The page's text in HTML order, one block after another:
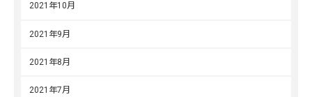
2021年10月
2021年9月
2021年8月
2021年7月